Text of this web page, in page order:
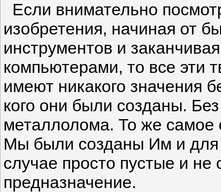
Если внимательно
изобретения, начиная от
инструментов и
компьютерами, то все эти
имеют никакого значения
кого они были созданы.
металлолома. То же самое
Мы были созданы Им и
случае просто пустые и
предназначение.